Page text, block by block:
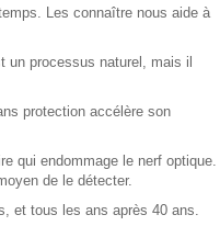
Les connaître nous aide à
un processus naturel, mais il
protection accélère son
qui endommage le nerf optique.
de le détecter.
et tous les ans après 40 ans.